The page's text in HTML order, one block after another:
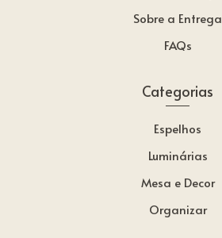
Sobre a Entrega
FAQs
Categorias
Espelhos
Luminárias
Mesa e Decor
Organizar